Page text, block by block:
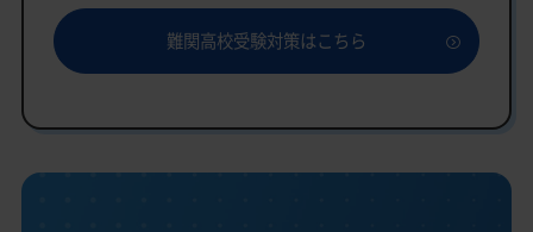
難関高校受験対策はこちら